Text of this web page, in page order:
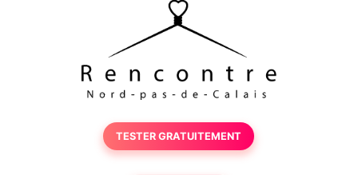
TESTER GRATUITEMENT